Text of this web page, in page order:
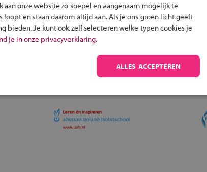
om je kind aan te melden bij
school.
onze website zo soepel en aangenaam mogelijk te
en staan daarom altijd aan. Als je ons groen licht geeft
bieden. Je kunt ook zelf selecteren welke typen cookies je
je in onze privacyverklaring.
ALLES ACCEPTEREN